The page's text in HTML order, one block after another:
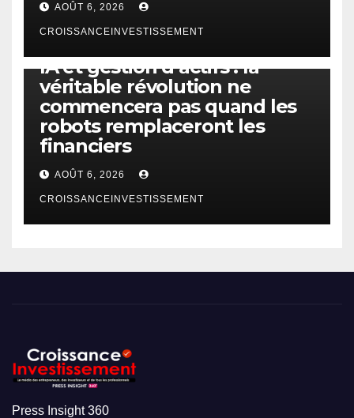
AOÛT 6, 2026
CROISSANCEINVESTISSEMENT
IA et gestion d’actifs : la
véritable révolution ne
commencera pas quand les
robots remplaceront les
financiers
AOÛT 6, 2026
CROISSANCEINVESTISSEMENT
Press Insight 360